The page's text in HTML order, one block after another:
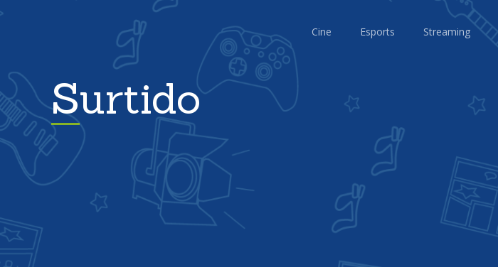
Cine Esports Streaming
Surtido